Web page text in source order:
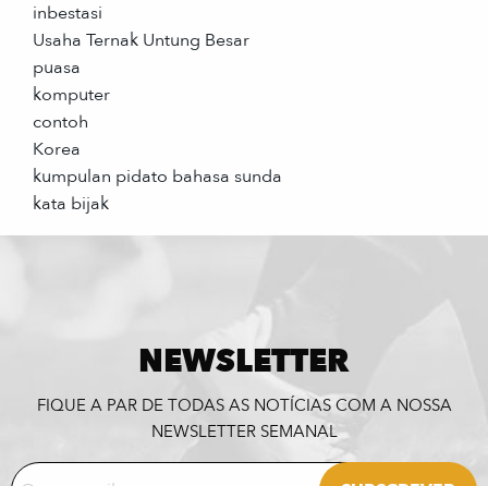
inbestasi
Usaha Ternak Untung Besar
puasa
komputer
contoh
Korea
kumpulan pidato bahasa sunda
kata bijak
NEWSLETTER
FIQUE A PAR DE TODAS AS NOTÍCIAS COM A NOSSA
NEWSLETTER SEMANAL